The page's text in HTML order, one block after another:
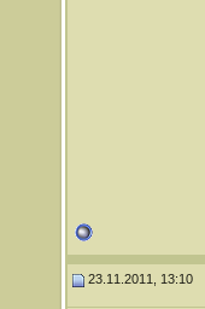
23.11.2011, 13:10